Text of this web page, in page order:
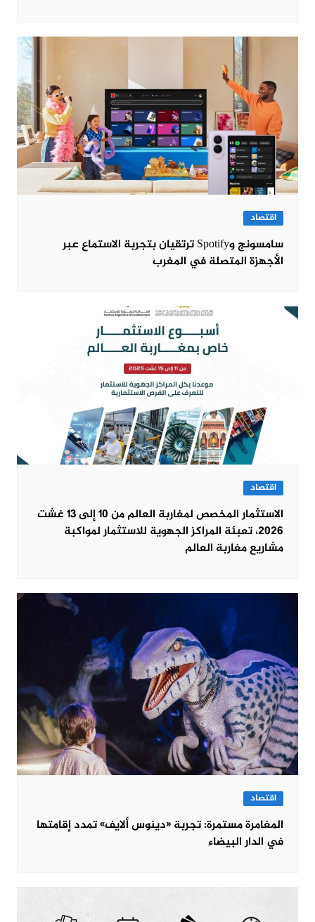
اقتصاد
سامسونج وSpotify ترتقيان بتجربة الاستماع عبر
الأجهزة المتصلة في المغرب
اقتصاد
الاستثمار المخصص لمغاربة العالم من 10 إلى 13 غشت
2026، تعبئة المراكز الجهوية للاستثمار لمواكبة
مشاريع مغاربة العالم
اقتصاد
المغامرة مستمرة: تجربة «دينوس ألايف» تمدد إقامتها
في الدار البيضاء